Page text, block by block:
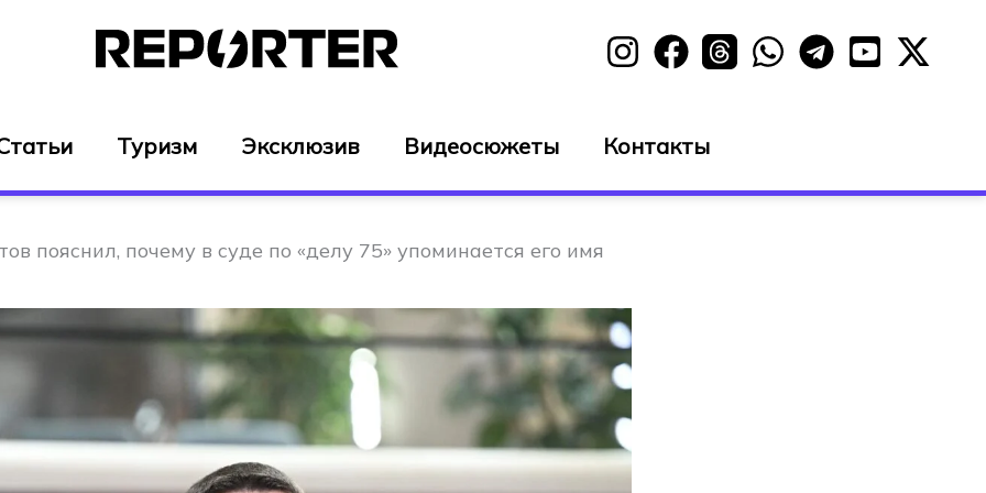
Туризм Эксклюзив Видеосюжеты Контакты
пояснил, почему в суде по «делу 75» упоминается его имя